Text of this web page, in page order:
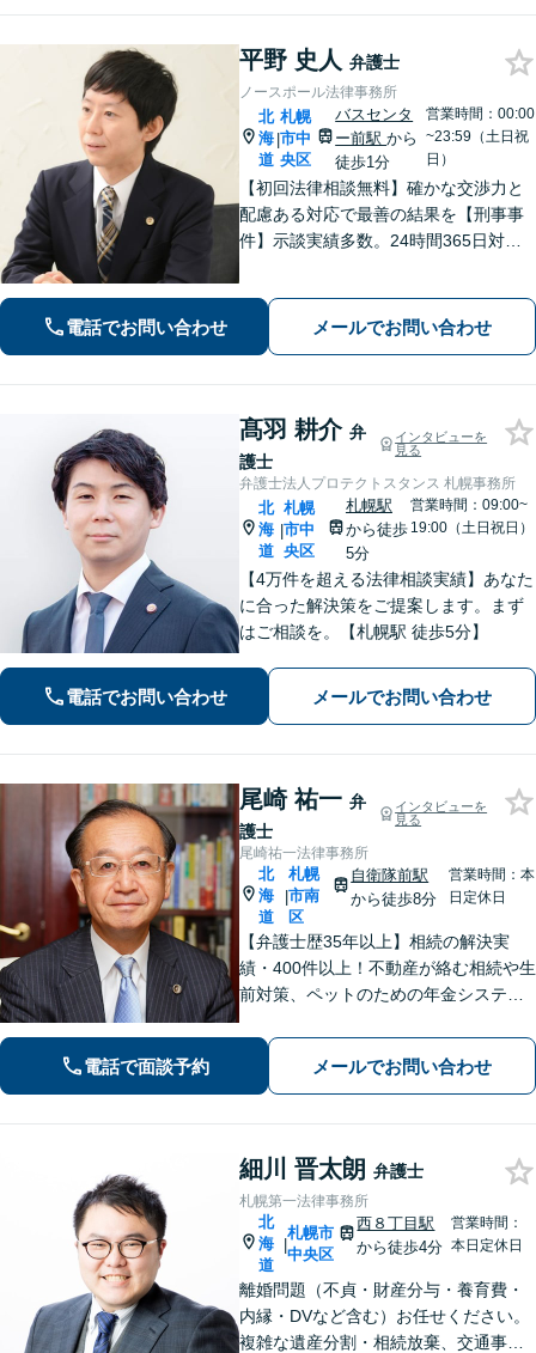
平野 史人 弁護士
ノースポール法律事務所
北
海
道
|
札幌
市中
央区
バスセンタ
ー前駅から
徒歩1分
営業時間：00:00
~23:59（土日祝
日）
【初回法律相談無料】確かな交渉力と
配慮ある対応で最善の結果を【刑事事
件】示談実績多数。24時間365日対応
経験あり。【バスセンター前駅3番出口
徒歩1分】
電話でお問い合わせ メールでお問い合わせ
髙羽 耕介 弁
護士
インタビューを
見る
弁護士法人プロテクトスタンス 札幌事務所
北
海
道
|
札幌
市中
央区
札幌駅
から徒歩
5分
営業時間：09:00~
19:00（土日祝日）
【4万件を超える法律相談実績】あなた
に合った解決策をご提案します。まず
はご相談を。【札幌駅 徒歩5分】
電話でお問い合わせ メールでお問い合わせ
尾崎 祐一 弁
護士
インタビューを
見る
尾崎祐一法律事務所
北
海
道
|
札幌
市南
区
自衛隊前駅
から徒歩8分
営業時間：本
日定休日
【弁護士歴35年以上】相続の解決実
績・400件以上！不動産が絡む相続や生
前対策、ペットのための年金システム
金・刑事事件・不動産トラブルなど幅
広く対応。依頼者の背景に潜む原因を
しっかり把握することを心がけていま
す。
電話で面談予約 メールでお問い合わせ
細川 晋太朗 弁護士
札幌第一法律事務所
北
海
道
|
札幌市
中央区
西８丁目駅
から徒歩4分
営業時間：
本日定休日
離婚問題（不貞・財産分与・養育費・
内縁・DVなど含む）お任せください。
複雑な遺産分割・相続放棄、交通事故